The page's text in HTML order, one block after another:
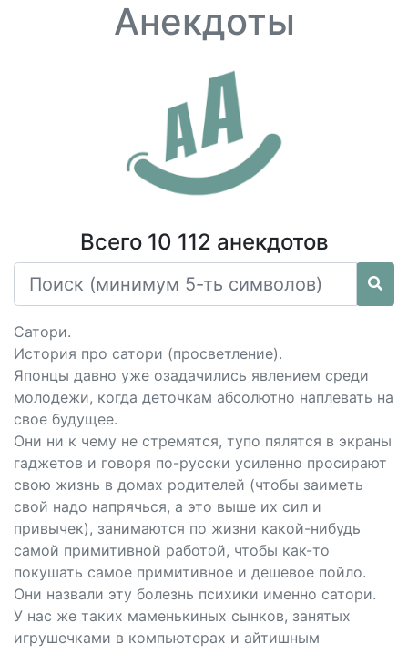
Анекдоты
Всего 10 112 анекдотов
Сатори.
История про сатори (просветление).
Японцы давно уже озадачились явлением среди
молодежи, когда деточкам абсолютно наплевать на
свое будущее.
Они ни к чему не стремятся, тупо пялятся в экраны
гаджетов и говоря по-русски усиленно просирают
свою жизнь в домах родителей (чтобы заиметь
свой надо напрячься, а это выше их сил и
привычек), занимаются по жизни какой-нибудь
самой примитивной работой, чтобы как-то
покушать самое примитивное и дешевое пойло.
Они назвали эту болезнь психики именно сатори.
У нас же таких маменькиных сынков, занятых
игрушечками в компьютерах и айтишным